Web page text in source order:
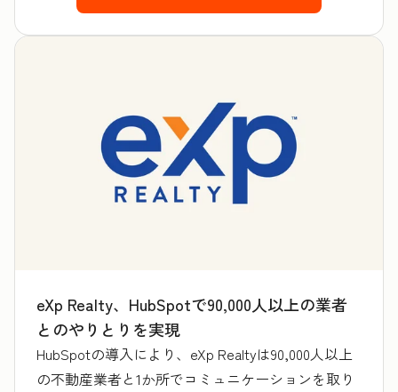
eXp Realty、HubSpotで90,000人以上の業者
とのやりとりを実現
HubSpotの導入により、eXp Realtyは90,000人以上
の不動産業者と1か所でコミュニケーションを取り